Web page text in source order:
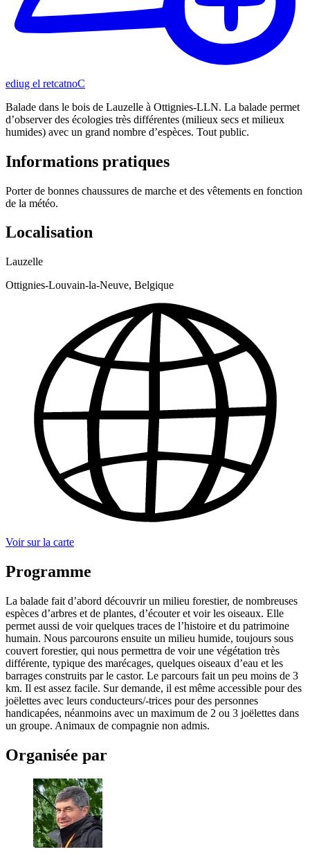
Contacter le guide
Balade dans le bois de Lauzelle à Ottignies-LLN. La balade permet
d’observer des écologies très différentes (milieux secs et milieux
humides) avec un grand nombre d’espèces. Tout public.
Informations pratiques
Porter de bonnes chaussures de marche et des vêtements en fonction
de la météo.
Localisation
Lauzelle
Ottignies-Louvain-la-Neuve, Belgique
Voir sur la carte
Programme
La balade fait d’abord découvrir un milieu forestier, de nombreuses
espèces d’arbres et de plantes, d’écouter et voir les oiseaux. Elle
permet aussi de voir quelques traces de l’histoire et du patrimoine
humain. Nous parcourons ensuite un milieu humide, toujours sous
couvert forestier, qui nous permettra de voir une végétation très
différente, typique des marécages, quelques oiseaux d’eau et les
barrages construits par le castor. Le parcours fait un peu moins de 3
km. Il est assez facile. Sur demande, il est même accessible pour des
joëlettes avec leurs conducteurs/-trices pour des personnes
handicapées, néanmoins avec un maximum de 2 ou 3 joëlettes dans
un groupe. Animaux de compagnie non admis.
Organisée par